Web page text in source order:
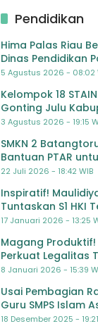
Pendidikan
Hima Palas Riau
Dinas Pendidikan
Pelatihan OSIS
5 Agustus 2026 - 08:02
Kelompok 18
Gonting Julu
3 Agustus 2026 - 19:15
SMKN 2
Bantuan PTAR
Pendidikan
22 Juli 2026 - 18:42 WIB
Inspiratif!
Tuntaskan S1 HKI
17 Januari 2026 - 13:25
Magang Produktif!
Perkuat Legalitas
8 Januari 2026 - 15:39
Usai Pembagian
Guru SMPS Islam
Bersama Sambut
18 Desember 2025 -